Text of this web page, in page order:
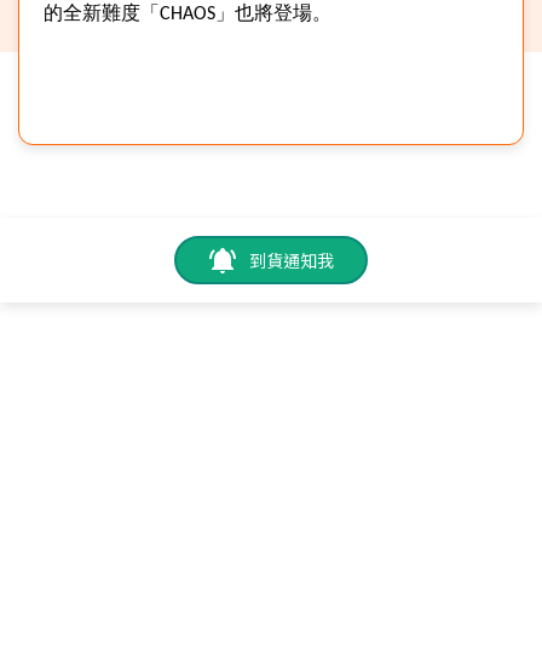
的全新難度「 CHAOS 」也將登場。
到貨通知我